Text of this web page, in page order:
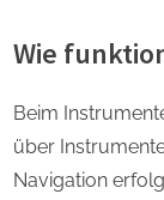
Wie
Beim
über
Navigation